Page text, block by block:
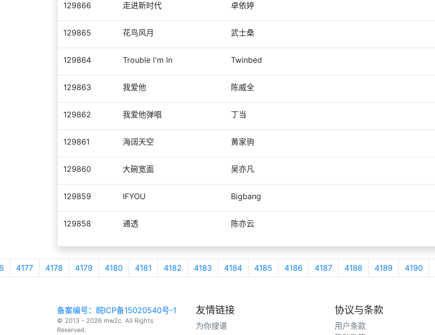
129866 走进新时代 卓依婷
129865 花鸟风月 武士桑
129864 Trouble l'm ln Twinbed
129863 我爱他 陈威全
129862 我爱他弹唱 丁当
129861 海阔天空 黄家驹
129860 大碗宽面 吴亦凡
129859 IFYOU Bigbang
129858 通透 陈亦云
4177 4178 4179 4180 4181 4182 4183 4184 4185 4186 4187 4188 4189 4190
备案编号：皖ICP备15020540号-1
© 2013 - 2026 mw2c. All Rights
Reserved.
友情链接
为你搜谱
协议与条款
用户条款